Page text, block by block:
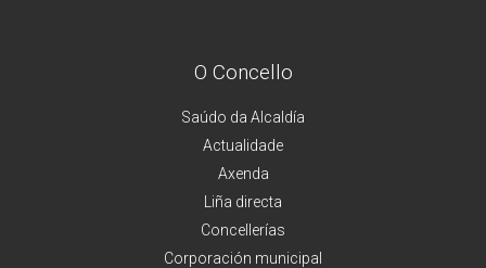
O Concello
Saúdo da Alcaldía
Actualidade
Axenda
Liña directa
Concellerías
Corporación municipal